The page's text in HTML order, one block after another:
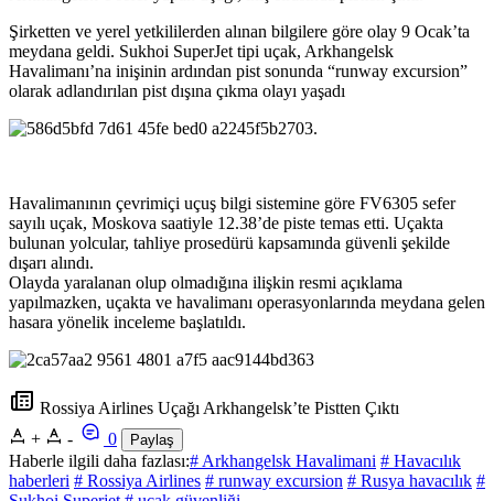
Şirketten ve yerel yetkililerden alınan bilgilere göre olay 9 Ocak’ta
meydana geldi. Sukhoi SuperJet tipi uçak, Arkhangelsk
Havalimanı’na inişinin ardından pist sonunda “runway excursion”
olarak adlandırılan pist dışına çıkma olayı yaşadı
.
Havalimanının çevrimiçi uçuş bilgi sistemine göre FV6305 sefer
sayılı uçak, Moskova saatiyle 12.38’de piste temas etti. Uçakta
bulunan yolcular, tahliye prosedürü kapsamında güvenli şekilde
dışarı alındı.
Olayda yaralanan olup olmadığına ilişkin resmi açıklama
yapılmazken, uçakta ve havalimanı operasyonlarında meydana gelen
hasara yönelik inceleme başlatıldı.
Rossiya Airlines Uçağı Arkhangelsk’te Pistten Çıktı
+
- 0 Paylaş
Haberle ilgili daha fazlası:# Arkhangelsk Havalimani # Havacılık
haberleri # Rossiya Airlines # runway excursion # Rusya havacılık #